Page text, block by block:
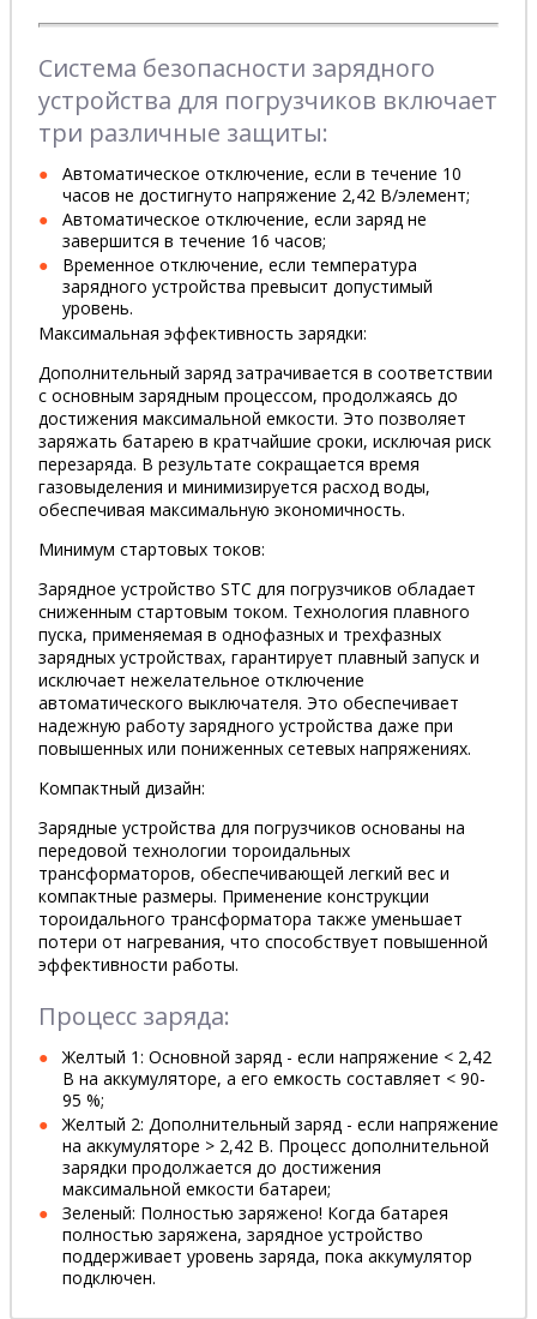
Система безопасности зарядного
устройства для погрузчиков включает
три различные защиты:
Автоматическое отключение, если в течение 10
часов не достигнуто напряжение 2,42 В/элемент;
Автоматическое отключение, если заряд не
завершится в течение 16 часов;
Временное отключение, если температура
зарядного устройства превысит допустимый
уровень.
Максимальная эффективность зарядки:
Дополнительный заряд затрачивается в соответствии
с основным зарядным процессом, продолжаясь до
достижения максимальной емкости. Это позволяет
заряжать батарею в кратчайшие сроки, исключая риск
перезаряда. В результате сокращается время
газовыделения и минимизируется расход воды,
обеспечивая максимальную экономичность.
Минимум стартовых токов:
Зарядное устройство STC для погрузчиков обладает
сниженным стартовым током. Технология плавного
пуска, применяемая в однофазных и трехфазных
зарядных устройствах, гарантирует плавный запуск и
исключает нежелательное отключение
автоматического выключателя. Это обеспечивает
надежную работу зарядного устройства даже при
повышенных или пониженных сетевых напряжениях.
Компактный дизайн:
Зарядные устройства для погрузчиков основаны на
передовой технологии тороидальных
трансформаторов, обеспечивающей легкий вес и
компактные размеры. Применение конструкции
тороидального трансформатора также уменьшает
потери от нагревания, что способствует повышенной
эффективности работы.
Процесс заряда:
Желтый 1: Основной заряд - если напряжение < 2,42
В на аккумуляторе, а его емкость составляет < 90-
95 %;
Желтый 2: Дополнительный заряд - если напряжение
на аккумуляторе > 2,42 В. Процесс дополнительной
зарядки продолжается до достижения
максимальной емкости батареи;
Зеленый: Полностью заряжено! Когда батарея
полностью заряжена, зарядное устройство
поддерживает уровень заряда, пока аккумулятор
подключен.